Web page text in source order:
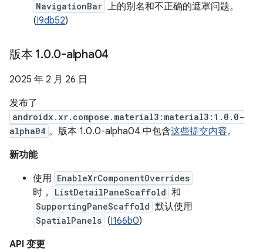
NavigationBar 上的别名和不正确的遮罩问题。
(I9db52)
版本 1.0.0-alpha04
2025 年 2 月 26 日
发布了
androidx.xr.compose.material3:material3:1.0.0-
alpha04 。版本 1.0.0-alpha04 中包含这些提交内容。
新功能
使用 EnableXrComponentOverrides
时， ListDetailPaneScaffold 和
SupportingPaneScaffold 默认使用
SpatialPanels (I166b0)
API 变更